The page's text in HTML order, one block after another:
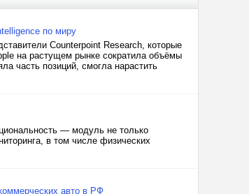
по миру
Counterpoint Research, которые
на растущем рынке сократила объёмы
часть позиций, смогла нарастить
— модуль не только
в том числе физических
авто в РФ